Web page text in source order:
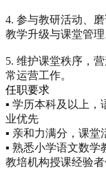
4. 参与教研活动、
教学升级与课堂管理
5. 维护课堂秩序，
常运营工作。
任职要求
▪ 学历本科及以上
业优先
▪ 亲和力满分，课堂
▪ 熟悉小学语文数
教培机构授课经验者